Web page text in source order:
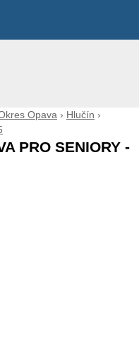
Opava › Hlučín ›
PRO SENIORY -